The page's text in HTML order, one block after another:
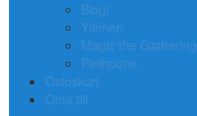
Blogi
Yleinen
Magic the Gathering
Pelihuone
Ostoskori
Oma tili